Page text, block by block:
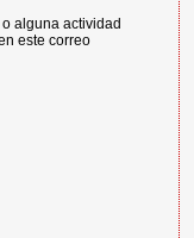
alguna actividad
este correo